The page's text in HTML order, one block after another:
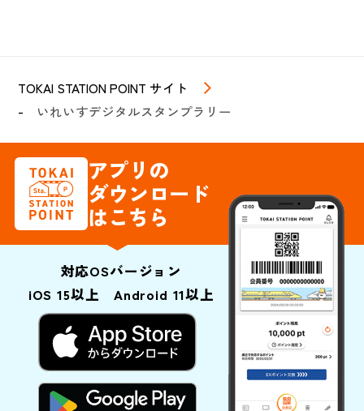
TOKAI STATION POINT サイト
いれいすデジタルスタンプラリー
アプリの
ダウンロード
はこちら
対応OSバージョン
iOS 15以上 Android 11以上